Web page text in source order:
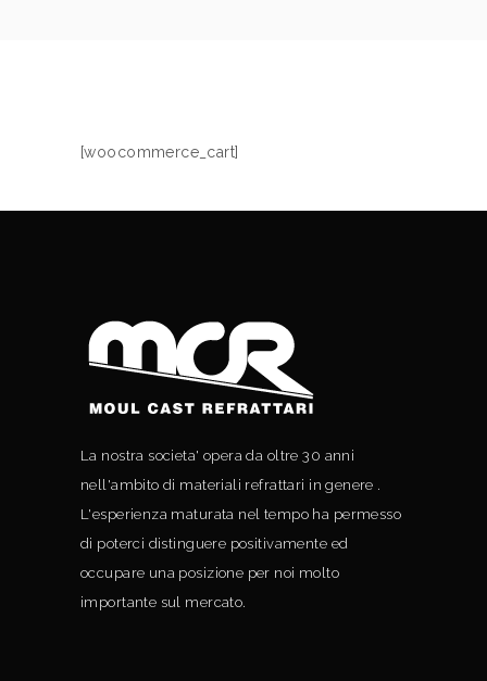
[woocommerce_cart]
La nostra societa' opera da oltre 30 anni
nell'ambito di materiali refrattari in genere .
L'esperienza maturata nel tempo ha permesso
di poterci distinguere positivamente ed
occupare una posizione per noi molto
importante sul mercato.